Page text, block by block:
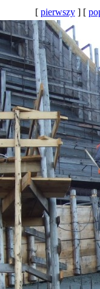
[ pierwszy] [